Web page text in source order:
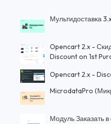
Мультидоставка
Opencart 2.x -
Discount on 1st
Opencart 2.x -
MicrodataPro
Модуль Заказать